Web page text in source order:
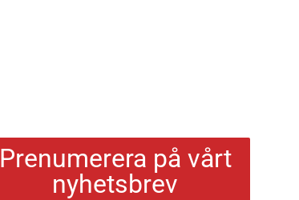
Prenumerera på vårt
nyhetsbrev